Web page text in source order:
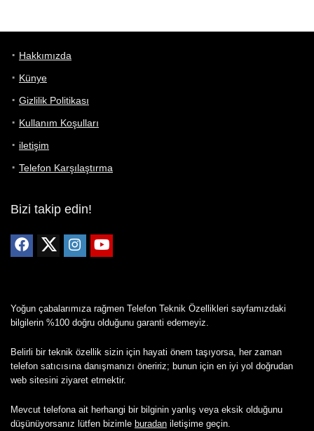
Hakkımızda
Künye
Gizlilik Politikası
Kullanım Koşulları
iletişim
Telefon Karşılaştırma
Bizi takip edin!
Yoğun çabalarımıza rağmen Telefon Teknik Özellikleri sayfamızdaki
bilgilerin %100 doğru olduğunu garanti edemeyiz.
Belirli bir teknik özellik sizin için hayati önem taşıyorsa, her zaman
telefon satıcısına danışmanızı öneririz; bunun için en iyi yol doğrudan
web sitesini ziyaret etmektir.
Mevcut telefona ait herhangi bir bilginin yanlış veya eksik olduğunu
düşünüyorsanız lütfen bizimle buradan iletişime geçin.